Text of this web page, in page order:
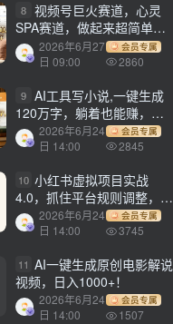
8 视频号巨火赛道，心灵
SPA赛道，做起来超简单，
每天收益800+！
2026年6月27
日 09:00
会员专属
2860
9 AI工具写小说,一键生成
120万字，躺着也能赚，月
入2w+！2026年6月24
日 14:00
会员专属
2845
10 小红书虚拟项目实战
4.0，抓住平台规则调整，单
店日入500+！
2026年6月24
日 14:00
会员专属
3745
11 AI一键生成原创电影解说
视频，日入1000+！
2026年6月24
日 14:00
会员专属
1507